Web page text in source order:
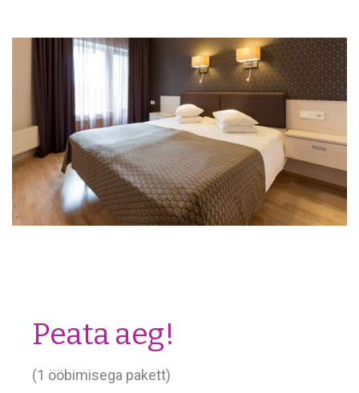
Peata aeg!
(1 ööbimisega pakett)